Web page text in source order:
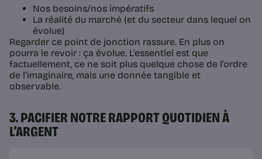
Nos besoins/nos impératifs
La réalité du marché (et du secteur dans lequel on
évolue)
Regarder ce point de jonction rassure. En plus on
pourra le revoir : ça évolue. L'essentiel est que
factuellement, ce ne soit plus quelque chose de l’ordre
de l’imaginaire, mais une donnée tangible et
observable.
3. PACIFIER NOTRE RAPPORT QUOTIDIEN À
L’ARGENT